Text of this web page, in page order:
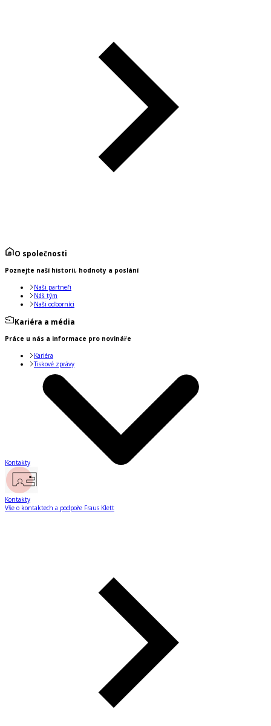
O společnosti
Poznejte naší historii, hodnoty a poslání
Naši partneři
Náš tým
Naši odborníci
Kariéra a média
Práce u nás a informace pro novináře
Kariéra
Tiskové zprávy
Kontakty
Kontakty
Vše o kontaktech a podpoře Fraus Klett